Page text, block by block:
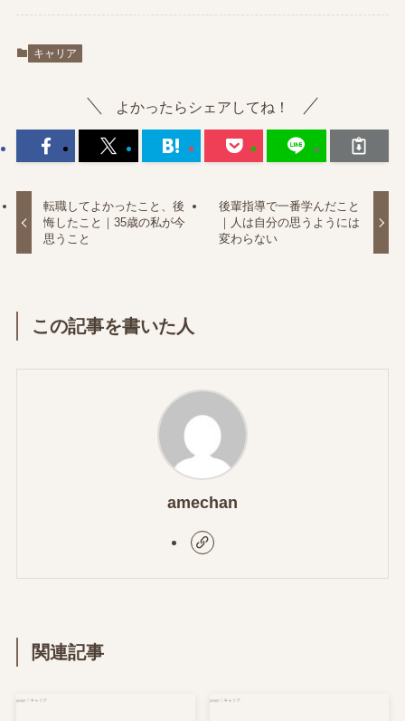
キャリア
よかったらシェアしてね！
転職してよかったこと、後
悔したこと｜35歳の私が今
思うこと
後輩指導で一番学んだこと
｜人は自分の思うようには
変わらない
この記事を書いた人
amechan
関連記事